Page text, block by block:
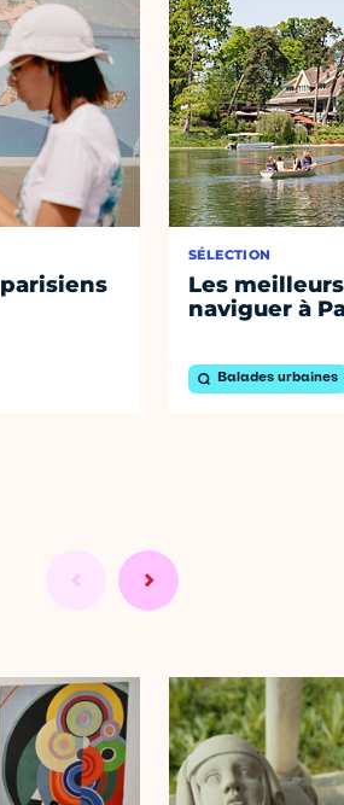
SÉLECTION
Les
naviguer à
Balades urbaines